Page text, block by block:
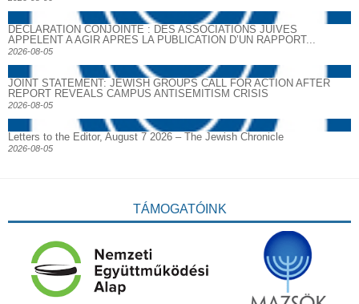
DECLARATION CONJOINTE : DES ASSOCIATIONS JUIVES
APPELENT A AGIR APRES LA PUBLICATION D’UN RAPPORT...
2026-08-05
JOINT STATEMENT: JEWISH GROUPS CALL FOR ACTION AFTER
REPORT REVEALS CAMPUS ANTISEMITISM CRISIS
2026-08-05
Letters to the Editor, August 7 2026 – The Jewish Chronicle
2026-08-05
TÁMOGATÓINK